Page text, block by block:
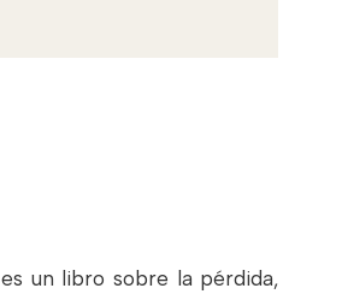
es un libro sobre la pérdida,